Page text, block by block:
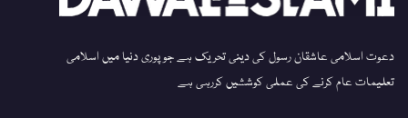
دعوت اسلامی عاشقان رسول کی دینی تحریک ہے جو پوری دنیا میں اسلامی
تعلیمات عام کرنے کی عملی کوششیں کررہی ہے